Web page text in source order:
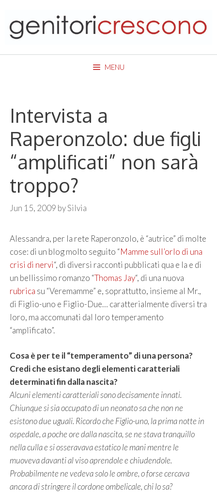
content
MENU
Intervista a
Raperonzolo: due figli
“amplificati” non sarà
troppo?
Jun 15, 2009 bySilvia
Alessandra, per la rete Raperonzolo, è “autrice” di molte
cose: di un blog molto seguito “Mamme sull’orlo di una
crisi di nervi“, di diversi racconti pubblicati qua e la e di
un bellissimo romanzo “Thomas Jay“, di una nuova
rubrica su “Veremamme” e, soprattutto, insieme al Mr.,
di Figlio-uno e Figlio-Due… caratterialmente diversi tra
loro, ma accomunati dal loro temperamento
“amplificato”.
Cosa è per te il “temperamento” di una persona?
Credi che esistano degli elementi caratteriali
determinati fin dalla nascita?
Alcuni elementi caratteriali sono decisamente innati.
Chiunque si sia occupato di un neonato sa che non ne
esistono due uguali. Ricordo che Figlio-uno, la prima notte in
ospedale, a poche ore dalla nascita, se ne stava tranquillo
nella culla e si osseravava estatico le mani mentre le
muoveva davanti al viso aprendole e chiudendole.
Probabilmente ne vedeva solo le ombre, o forse cercava
ancora di stringere il cordone ombelicale, chi lo sa?